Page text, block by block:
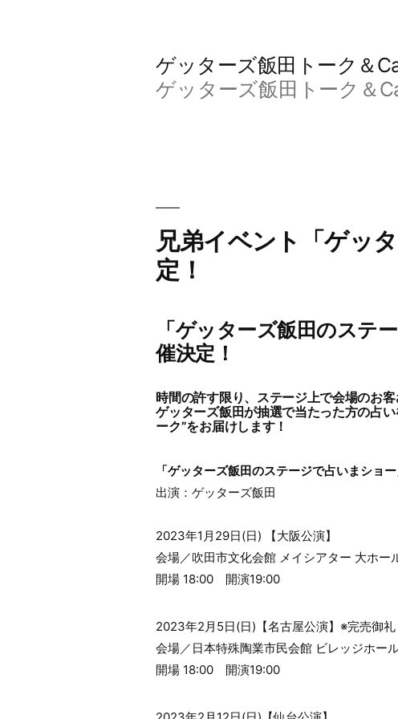
ゲッターズ飯田トーク＆
ゲッターズ飯田トーク＆
兄弟イベント「ゲッ
定！
「ゲッターズ飯田のステ
催決定！
時間の許す限り、ステージ上で会場のお
ゲッターズ飯田が抽選で当たった方の占
ーク”をお届けします！
「ゲッターズ飯田のステージで占いまショー
出演：ゲッターズ飯田
2023年1月29日(日) 【大阪公演】
会場／吹田市文化会館 メイシアター 大ホー
開場 18:00 開演19:00
2023年2月5日(日)【名古屋公演】※完売御礼
会場／日本特殊陶業市民会館 ビレッジホー
開場 18:00 開演19:00